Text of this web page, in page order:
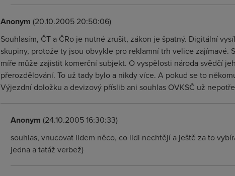
Anonym (20.10.2005 20:50:06)
Souhlasím, ČT a ČRo je nutné zrušit, zákon je špatný. Digitální
skupiny, protože ty jsou obvykle pro reklamní trh velice
míře může zajistit komerční subjekt. O vyspělosti národa svědčí
přerozdělování. To už tady bylo a nikdy více. A pokud se to
Výjezdní doložku a devizový příslib ani souhlas OVKSČ už
Anonym (24.10.2005 16:30:33)
souhlas, vnucovat lidem něco, co lidi nechtějí a ještě za to
jedna a tatáž verbež)